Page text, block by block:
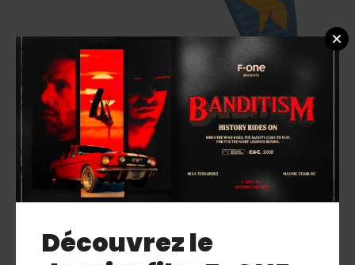
DIABLO V.5.
Découvrez le